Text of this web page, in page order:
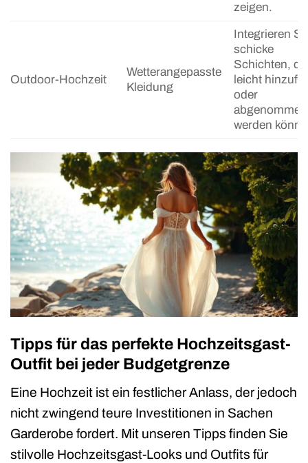
zeigen.
Outdoor-Hochzeit
Wetterangepasste
Kleidung
Integrieren
schicke
Schichten,
leicht
oder
abgenommen
werden
Tipps für das perfekte Hochzeitsgast-
Outfit bei jeder Budgetgrenze
Eine Hochzeit ist ein festlicher Anlass, der jedoch
nicht zwingend teure Investitionen in Sachen
Garderobe fordert. Mit unseren Tipps finden Sie
stilvolle Hochzeitsgast-Looks und Outfits für